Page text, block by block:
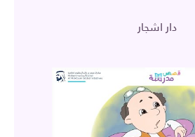
دار اشجار